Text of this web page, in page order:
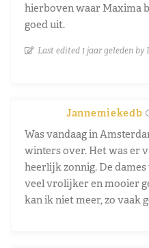
hierboven waar Maxima
goed uit.
Last edited 1 jaar geleden by
Jannemiekedb
Was vandaag in
winters over. Het was er
heerlijk zonnig. De
veel vrolijker en mooier
kan ik niet meer, zo vaak